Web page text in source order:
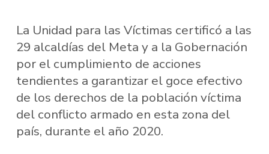
La Unidad para las Víctimas certificó a las
29 alcaldías del Meta y a la Gobernación
por el cumplimiento de acciones
tendientes a garantizar el goce efectivo
de los derechos de la población víctima
del conflicto armado en esta zona del
país, durante el año 2020.